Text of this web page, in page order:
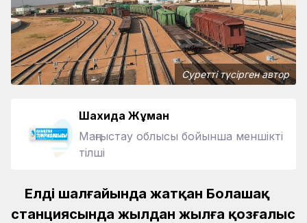
Суретті түсірген автор
Шахида Жұман
Маңғыстау облысы бойынша меншікті
тілші
Елдің шалғайында жатқан Болашақ
станциясында жылдан жылға қозғалыс